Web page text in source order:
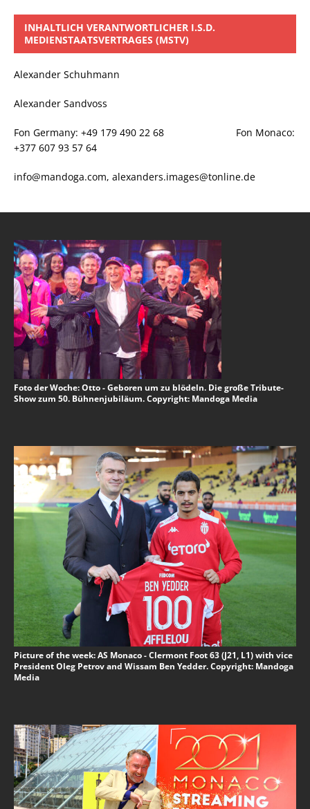
INHALTLICH VERANTWORTLICHER I.S.D.
MEDIENSTAATSVERTRAGES (MSTV)
Alexander Schuhmann
Alexander Sandvoss
Fon Germany: +49 179 490 22 68 Fon Monaco:
+377 607 93 57 64
info@mandoga.com, alexanders.images@tonline.de
Foto der Woche: Otto - Geboren um zu blödeln. Die große Tribute-
Show zum 50. Bühnenjubiläum. Copyright: Mandoga Media
Picture of the week: AS Monaco - Clermont Foot 63 (J21, L1) with vice
President Oleg Petrov and Wissam Ben Yedder. Copyright: Mandoga
Media